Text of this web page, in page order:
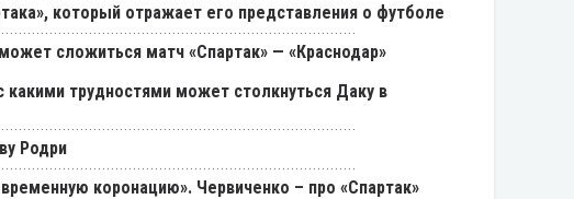
который отражает его представления о футболе
сложиться матч «Спартак» — «Краснодар»
какими трудностями может столкнуться Даку в
Родри
коронацию». Червиченко – про «Спартак»